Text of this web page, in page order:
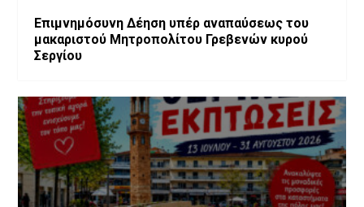
Επιμνημόσυνη Δέηση υπέρ αναπαύσεως του
μακαριστού Μητροπολίτου Γρεβενών κυρού
Σεργίου